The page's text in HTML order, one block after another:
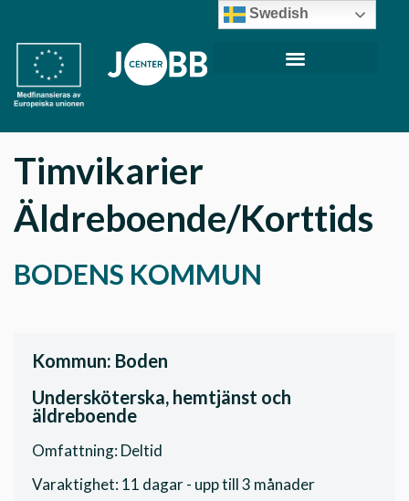
Timvikarier
Äldreboende/Korttids
BODENS KOMMUN
Kommun: Boden
Undersköterska, hemtjänst och
äldreboende
Omfattning: Deltid
Varaktighet: 11 dagar - upp till 3 månader
Swedish